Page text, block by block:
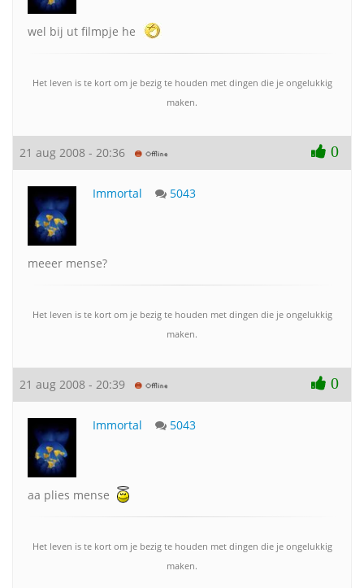
wel bij ut filmpje he
Het leven is te kort om je bezig te houden met dingen die je ongelukkig
maken.
21 aug 2008 - 20:36 0
Immortal 5043
meeer mense?
Het leven is te kort om je bezig te houden met dingen die je ongelukkig
maken.
21 aug 2008 - 20:39 0
Immortal 5043
aa plies mense
Het leven is te kort om je bezig te houden met dingen die je ongelukkig
maken.